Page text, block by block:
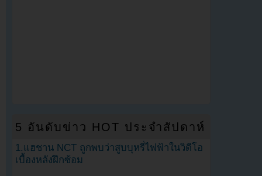
5 อันดับข่าว HOT ประจำสัปดาห์
1.แฮชาน NCT ถูกพบว่าสูบบุหรี่ไฟฟ้าในวิดีโอ
เบื้องหลังฝึกซ้อม